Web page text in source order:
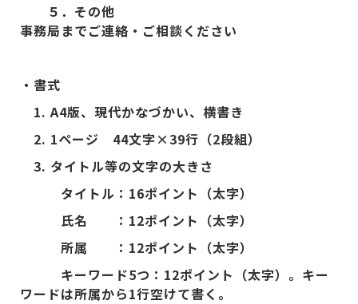
５．その他
事務局までご連絡・ご相談ください
・書式
1. A4版、現代かなづかい、横書き
2. 1ページ 44文字×39行（2段組）
3. タイトル等の文字の大きさ
タイトル：16ポイント（太字）
氏名 ：12ポイント（太字）
所属 ：12ポイント（太字）
キーワード5つ：12ポイント（太字）。キー
ワードは所属から1行空けて書く。